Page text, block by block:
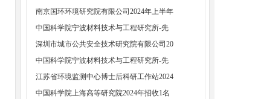
南京国环环境研究院有限公司2024年上半年
中国科学院宁波材料技术与工程研究所-先
深圳市城市公共安全技术研究院有限公司20
中国科学院宁波材料技术与工程研究所-先
江苏省环境监测中心博士后科研工作站2024
中国科学院上海高等研究院2024年招收1名